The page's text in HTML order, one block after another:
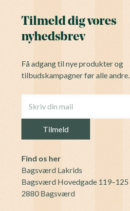
Tilmeld dig vores
nyhedsbrev
Få adgang til nye produkter og
tilbudskampagner før alle andre.
Find os her
Bagsværd Lakrids
Bagsværd Hovedgade 119–125
2880 Bagsværd